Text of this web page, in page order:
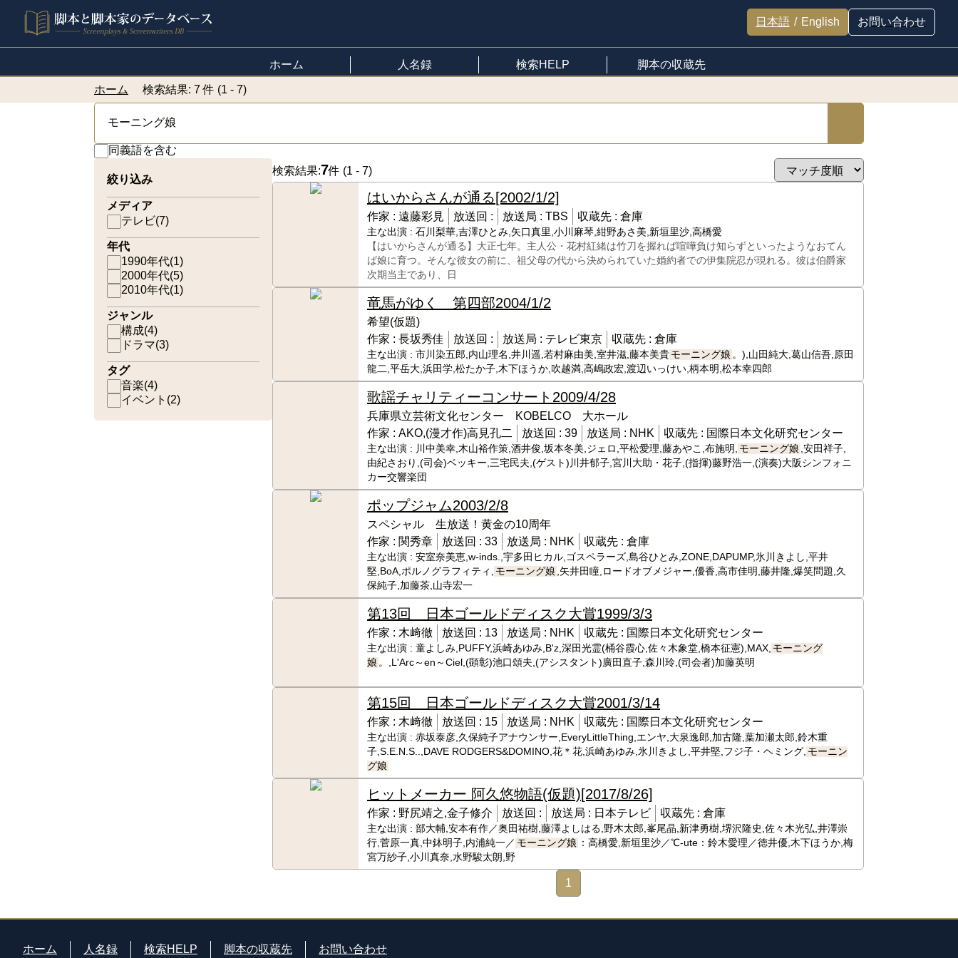
日本語 / English お問い合わせ
ホーム 人名録 検索HELP 脚本の収蔵先
ホーム 検索結果: 7 件 (1 - 7)
同義語を含む
絞り込み
メディア
テレビ(7)
年代
1990年代(1)
2000年代(5)
2010年代(1)
ジャンル
構成(4)
ドラマ(3)
タグ
音楽(4)
イベント (2)
検索結果:7件 (1 - 7)
はいからさんが通る[2002/1/2]
作家 : 遠藤彩見 放送回 : 放送局 : TBS 収蔵先 : 倉庫
主な出演 : 石川梨華,吉澤ひとみ,矢口真里,小川麻琴,紺野あさ美,新垣里沙,高橋愛
【はいからさんが通る】大正七年。主人公・花村紅緒は竹刀を握れば喧嘩負け知らずといったようなおてん
ば娘に育つ。そんな彼女の前に、祖父母の代から決められていた婚約者での伊集院忍が現れる。彼は伯爵家
次期当主であり、日
竜馬がゆく 第四部2004/1/2
希望(仮題)
作家 : 長坂秀佳 放送回 : 放送局 : テレビ東京 収蔵先 : 倉庫
主な出演 : 市川染五郎,内山理名,井川遥,若村麻由美,室井滋,藤本美貴 モーニング娘 。),山田純大,葛山信吾,原田
龍二,平岳大,浜田学,松たか子,木下ほうか,吹越満,高嶋政宏,渡辺いっけい,柄本明,松本幸四郎
歌謡チャリティーコンサート 2009/4/28
兵庫県立芸術文化センター KOBELCO 大ホール
作家 : AKO,(漫才作)高見孔二 放送回 : 39 放送局 : NHK 収蔵先 : 国際日本文化研究センター
主な出演 : 川中美幸,木山裕作策,酒井俊,坂本冬美,ジェロ,平松愛理,藤あやこ,布施明, モーニング娘 ,安田祥子,
由紀さおり,(司会)ベッキー,三宅民夫,(ゲスト)川井郁子,宮川大助・花子,(指揮)藤野浩一,(演奏)大阪シンフォニ
カー交響楽団
ポップジャム2003/2/8
スペシャル 生放送！黄金の10周年
作家 : 関秀章 放送回 : 33 放送局 : NHK 収蔵先 : 倉庫
主な出演 : 安室奈美恵,w-inds.,宇多田ヒカル,ゴスペラーズ,島谷ひとみ,ZONE,DAPUMP,氷川きよし,平井
堅,BoA,ポルノグラフィティ,
モーニング娘 ,矢井田瞳,ロードオブメジャー,優香,高市佳明,藤井隆,爆笑問題,久
保純子,加藤茶,山寺宏一
第13回 日本ゴールドディスク大賞1999/3/3
作家 : 木﨑徹 放送回 : 13 放送局 : NHK 収蔵先 : 国際日本文化研究センター
主な出演 : 童よしみ,PUFFY,浜崎あゆみ,B'z,深田光霊(桶谷霞心,佐々木象堂,橋本征憲),MAX, モーニング
娘 。,L'Arc～en～Ciel,(顕彰)池口頌夫,(アシスタント)廣田直子,森川玲,(司会者)加藤英明
第15回 日本ゴールドディスク大賞2001/3/14
作家 : 木﨑徹 放送回 : 15 放送局 : NHK 収蔵先 : 国際日本文化研究センター
主な出演 : 赤坂泰彦,久保純子アナウンサー,EveryLittleThing,エンヤ,大泉逸郎,加古隆,葉加瀬太郎,鈴木重
子,S.E.N.S..,DAVE RODGERS&DOMINO,花＊花,浜崎あゆみ,氷川きよし,平井堅,フジ子・ヘミング, モーニン
グ娘
ヒットメーカー 阿久悠物語(仮題)[2017/8/26]
作家 : 野尻靖之,金子修介 放送回 : 放送局 : 日本テレビ 収蔵先 : 倉庫
主な出演 : 部大輔,安本有作／奥田祐樹,藤澤よしはる,野木太郎,峯尾晶,新津勇樹,堺沢隆史,佐々木光弘,井澤崇
行,菅原一真,中鉢明子,内浦純一／ モーニング娘 ：高橋愛,新垣里沙／℃-ute：鈴木愛理／徳井優,木下ほうか,梅
宮万紗子,小川真奈,水野駿太朗,野
1
ホーム 人名録 検索HELP 脚本の収蔵先 お問い合わせ